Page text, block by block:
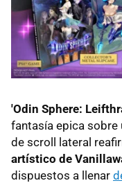
'Odin Sphere:
fantasía epica
de scroll lateral
artístico de
dispuestos a llenar